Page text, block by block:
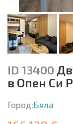
ID 13400
в Опен Си
Город:Бяла